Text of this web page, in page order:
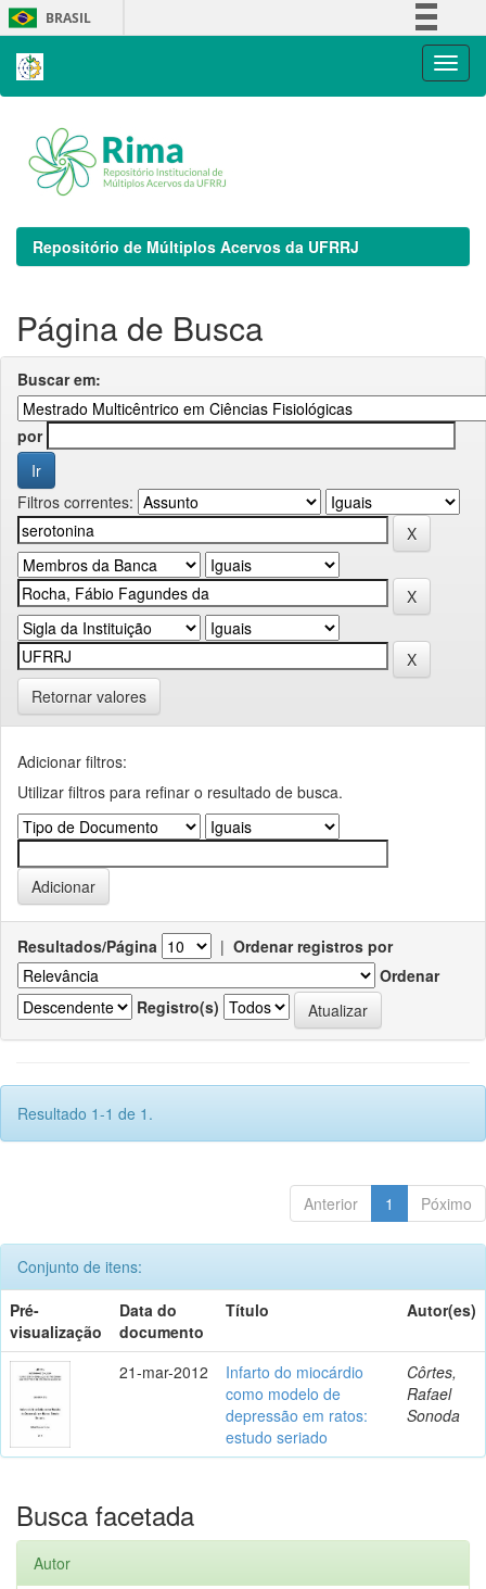
Skip
navigation
BRASIL
Repositório de Múltiplos Acervos da UFRRJ
Página de Busca
Buscar em:
por
Filtros correntes:
Retornar valores
Adicionar filtros:
Utilizar filtros para refinar o resultado de busca.
Resultados/Página | Ordenar registros por
Ordenar
Registro(s)
Resultado 1-1 de 1.
Anterior 1 Póximo
Conjunto de itens:
Pré-
visualização
Data do
documento
Título Autor(es)
21-mar-2012
Infarto do miocárdio
como modelo de
depressão em ratos:
estudo seriado
Côrtes,
Rafael
Sonoda
Busca facetada
Autor